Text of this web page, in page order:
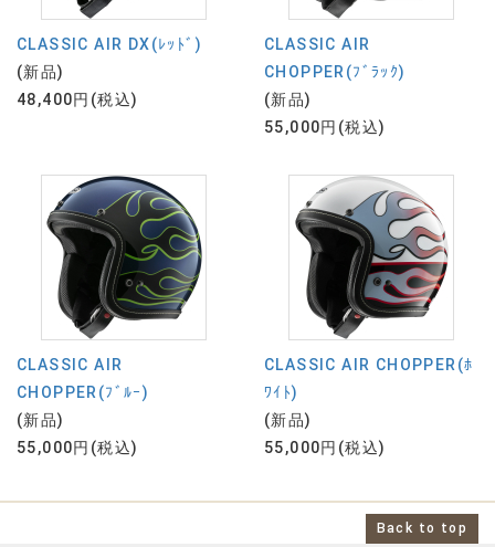
CLASSIC AIR DX(ﾚｯﾄﾞ)
(新品)
48,400円(税込)
CLASSIC AIR
CHOPPER(ﾌﾞﾗｯｸ)
(新品)
55,000円(税込)
CLASSIC AIR
CHOPPER(ﾌﾞﾙｰ)
(新品)
55,000円(税込)
CLASSIC AIR CHOPPER(ﾎ
ﾜｲﾄ)
(新品)
55,000円(税込)
Back to top